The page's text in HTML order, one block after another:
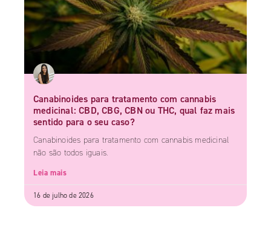
Canabinoides para tratamento com cannabis
medicinal: CBD, CBG, CBN ou THC, qual faz mais
sentido para o seu caso?
Canabinoides para tratamento com cannabis medicinal
não são todos iguais.
Leia mais
16 de julho de 2026